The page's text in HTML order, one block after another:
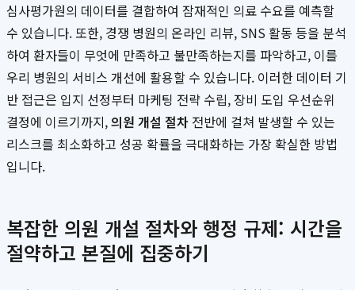
심사평가원의 데이터를 결합하여 잠재적인 의료 수요를 예측할
수 있습니다. 또한, 경쟁 병원의 온라인 리뷰, SNS 활동 등을 분석
하여 환자들이 무엇에 만족하고 불만족하는지를 파악하고, 이를
우리 병원의 서비스 개선에 활용할 수 있습니다. 이러한 데이터 기
반 접근은 입지 선정부터 마케팅 전략 수립, 장비 도입 우선순위
결정에 이르기까지,의원 개설 절차 전반에 걸쳐 발생할 수 있는
리스크를 최소화하고 성공 확률을 극대화하는 가장 확실한 방법
입니다.
복잡한 의원 개설 절차와 행정 규제: 시간을
절약하고 본질에 집중하기